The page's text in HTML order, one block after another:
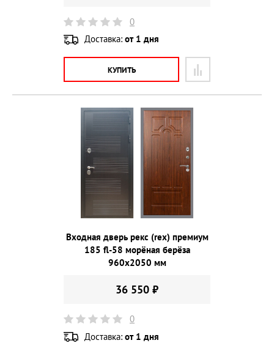
0
Доставка: от 1 дня
КУПИТЬ
Входная дверь рекс (rex) премиум
185 fl-58 морёная берёза
960х2050 мм
36 550 ₽
0
Доставка: от 1 дня